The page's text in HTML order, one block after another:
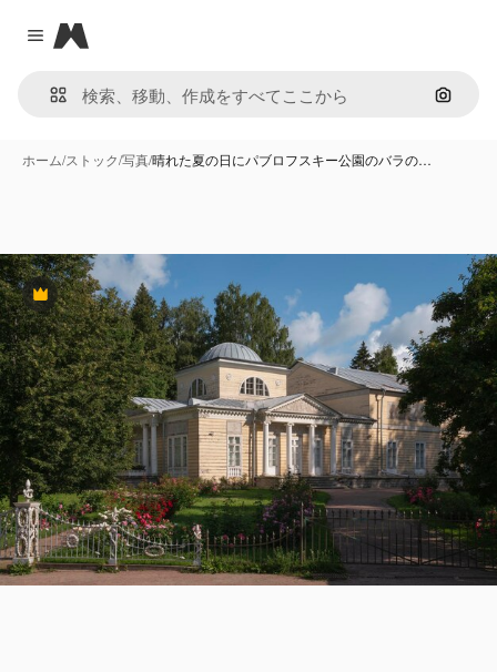
Close menu
Magnific
画像で
ホーム/ストック/写真/晴れた夏の日にパブロフスキー公園のバラの…
Premium